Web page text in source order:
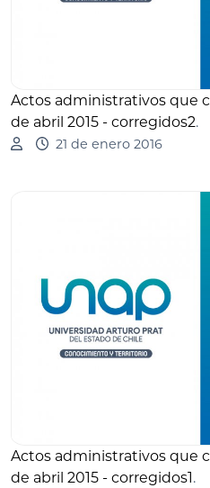
Actos administrativos que
de abril 2015 - corregidos2.
21 de enero 2016
Actos administrativos que
de abril 2015 - corregidos1.